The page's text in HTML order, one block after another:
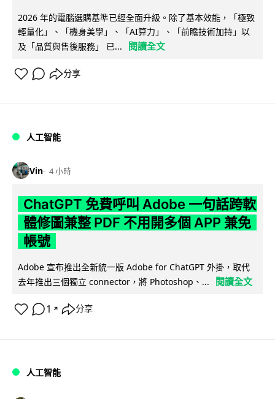
2026 年的電腦選購基準已經全面升級。除了基本效能，「極致
輕量化」、「機身美學」、「AI算力」、「前瞻技術加持」以
及「品質與售後服務」 已...
閱讀全文
分享
人工智能
Vin 4 小時
ChatGPT 免費呼叫 Adobe 一句話跨軟
體修圖兼整 PDF 不用開多個 APP 兼免
帳號
Adobe 宣布推出全新統一版 Adobe for ChatGPT 外掛，取代
去年推出三個獨立 connector，將 Photoshop、...
閱讀全文
1 ↗ 分享
人工智能